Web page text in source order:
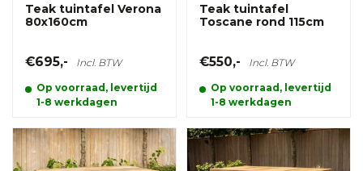
Teak tuintafel Verona
80x160cm
€695,- Incl. BTW
Op voorraad, levertijd
1-8 werkdagen
Teak tuintafel
Toscane rond 115cm
€550,- Incl. BTW
Op voorraad, levertijd
1-8 werkdagen